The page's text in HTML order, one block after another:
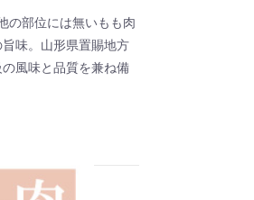
の部位には無いもも肉
味。山形県置賜地方
風味と品質を兼ね備